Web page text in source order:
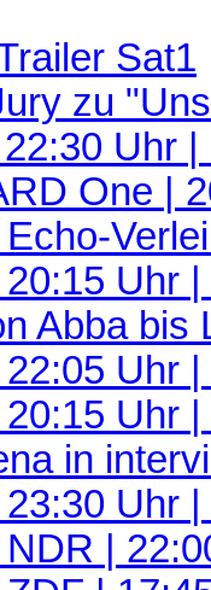
Sat1
zu
Uhr
One |
Uhr
Abba bis
Uhr
Uhr
in
Uhr
|